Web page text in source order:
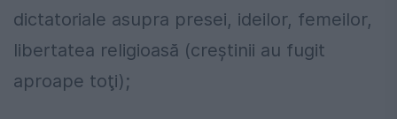
dictatoriale asupra presei, ideilor, femeilor,
libertatea religioasă (creştinii au fugit
aproape toţi);